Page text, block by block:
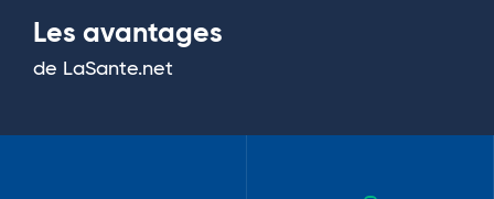
Les avantages
de LaSante.net